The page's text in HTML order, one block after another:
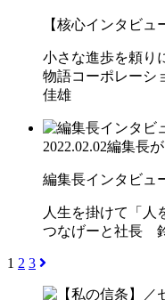
【核心インタビュ
小さな進歩を頼
物語コーポレー
佳雄
2022.02.02編集長が
編集長インタビュ
人生を掛けて「
つなげーと社長
1 2 3